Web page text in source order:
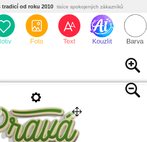
tradicí od roku 2010 tisíce spokojených zákazníků
nezávadný žádná čína, barvy s certifikáty
vlastní vývoj, nejnovější technologie
dodání expedujeme do 24h
tradicí od roku 2010 tisíce spokojených zákazníků